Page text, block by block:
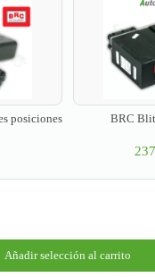
posiciones BRC
Añadir selección al carrito